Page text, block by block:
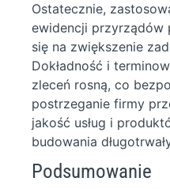
Ostatecznie,
ewidencji przyrządów
się na zwiększenie
Dokładność i
zleceń rosną, co
postrzeganie firmy
jakość usług i
budowania
Podsumowanie